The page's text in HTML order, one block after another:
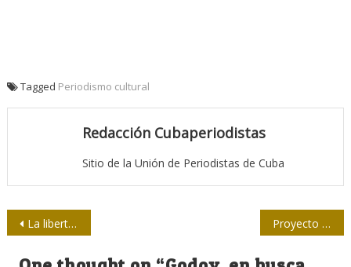
Tagged Periodismo cultural
Redacción Cubaperiodistas
Sitio de la Unión de Periodistas de Cuba
Navegación
de
La libertad de hacer cine Proyecto de Ley en Rusia contra noticias falsas